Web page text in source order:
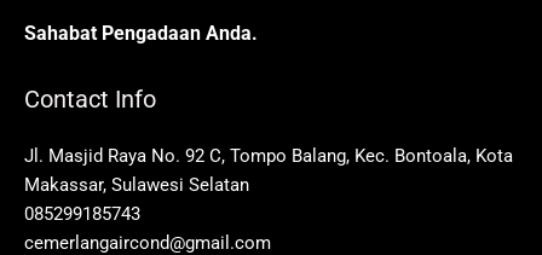
Sahabat Pengadaan Anda.
Contact Info
Jl. Masjid Raya No. 92 C, Tompo Balang, Kec. Bontoala, Kota
Makassar, Sulawesi Selatan
085299185743
cemerlangaircond@gmail.com